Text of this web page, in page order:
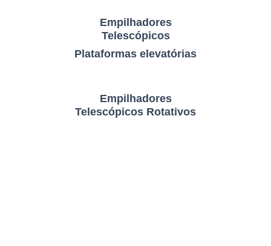
Empilhadores
Telescópicos
Plataformas elevatórias
Empilhadores
Telescópicos Rotativos